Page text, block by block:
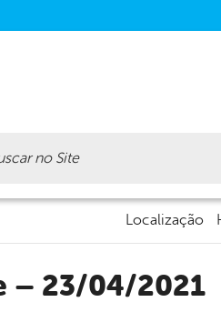
Localização
– 23/04/2021